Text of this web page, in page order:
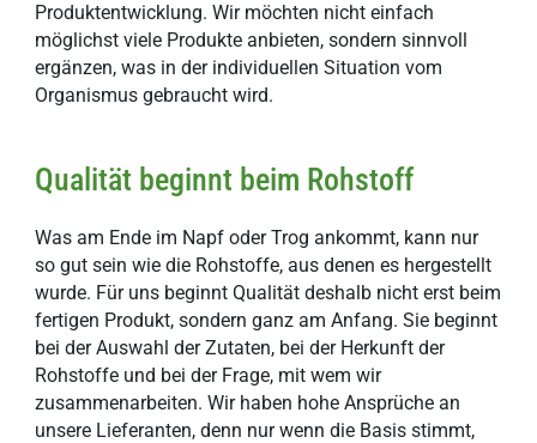
Produktentwicklung. Wir möchten nicht einfach
möglichst viele Produkte anbieten, sondern sinnvoll
ergänzen, was in der individuellen Situation vom
Organismus gebraucht wird.
Qualität beginnt beim Rohstoff
Was am Ende im Napf oder Trog ankommt, kann nur
so gut sein wie die Rohstoffe, aus denen es hergestellt
wurde. Für uns beginnt Qualität deshalb nicht erst beim
fertigen Produkt, sondern ganz am Anfang. Sie beginnt
bei der Auswahl der Zutaten, bei der Herkunft der
Rohstoffe und bei der Frage, mit wem wir
zusammenarbeiten. Wir haben hohe Ansprüche an
unsere Lieferanten, denn nur wenn die Basis stimmt,